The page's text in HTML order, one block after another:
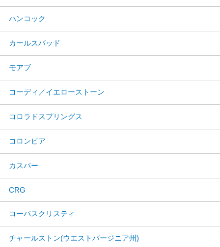
ハンコック
カールスバッド
モアブ
コーディ／イエローストーン
コロラドスプリングス
コロンビア
カスパー
CRG
コーパスクリスティ
チャールストン(ウエストバージニア州)